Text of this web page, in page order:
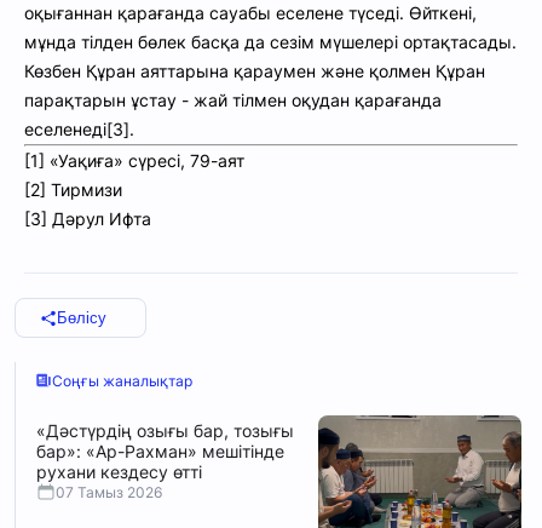
оқығаннан қарағанда сауабы еселене түседі. Өйткені,
мұнда тілден бөлек басқа да сезім мүшелері ортақтасады.
Көзбен Құран аяттарына қараумен және қолмен Құран
парақтарын ұстау - жай тілмен оқудан қарағанда
еселенеді[3].
[1] «Уақиға» сүресі, 79-аят
[2] Тирмизи
[3] Дәрул Ифта
Бөлісу
Соңғы жаналықтар
«Дәстүрдің озығы бар, тозығы
бар»: «Ар-Рахман» мешітінде
рухани кездесу өтті
07 Тамыз 2026